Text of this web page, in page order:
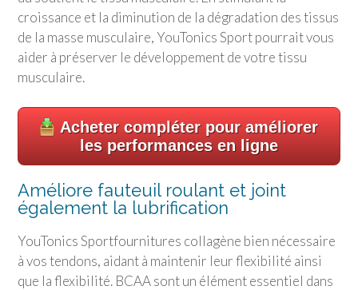
croissance et la diminution de la dégradation des tissus
de la masse musculaire, YouTonics Sportpourrait vous
aider à préserver le développement de votre tissu
musculaire.
Acheter compléter pour améliorer
les performances en ligne
Améliore fauteuil roulant et joint
également la lubrification
YouTonics Sportfournitures collagène bien nécessaire
à vos tendons, aidant à maintenir leur flexibilité ainsi
que la flexibilité. BCAA sont un élément essentiel dans